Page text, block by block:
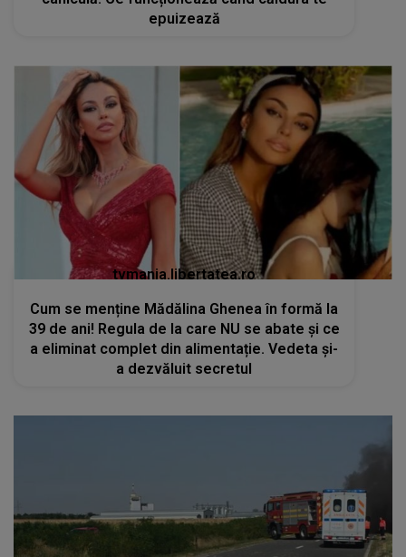
epuizează
tvmania.libertatea.ro
Cum se menține Mădălina Ghenea în formă la
39 de ani! Regula de la care NU se abate și ce
a eliminat complet din alimentație. Vedeta și-
a dezvăluit secretul